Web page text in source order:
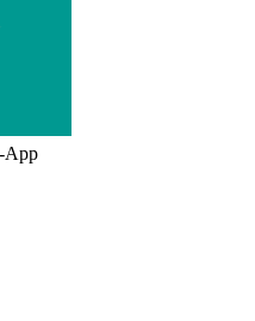
App